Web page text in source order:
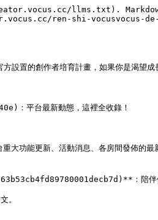
llms.txt).
ren-shi-vocusvocus-
設置的創作者培育計畫，如果你是渴望
平台最新動態，這裡全收錄！
功能更新、活動消息、各房間發佈
：陪伴你
。